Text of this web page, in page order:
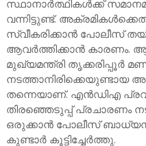
സ്ഥാനാർത്ഥികൾക്ക്
വന്നിട്ടുണ്ട്.
സ്വീകരിക്കാൻ പോലീസ്
ആവർത്തിക്കാൻ കാരണം.
മുഖ്യമന്ത്രി തൃക്കരിപ്പൂർ
നടത്താനിരിക്കെയുണ്ടായ
തന്നെയാണ്. എൻഡിഎ
തിരഞ്ഞെടുപ്പ് പ്രചാരണം
ഒരുക്കാൻ പോലീസ്
കുണ്ടാർ കൂട്ടിച്ചേർത്തു.